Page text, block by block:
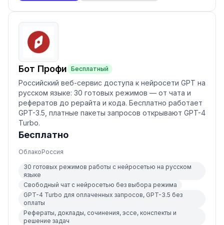
Бот Профи Бесплатный
Российский веб-сервис доступа к нейросети GPT на
русском языке: 30 готовых режимов — от чата и
рефератов до рерайта и кода. Бесплатно работает
GPT-3.5, платные пакеты запросов открывают GPT-4
Turbo.
Бесплатно
ОблакоРоссия
30 готовых режимов работы с нейросетью на русском
языке
Свободный чат с нейросетью без выбора режима
GPT-4 Turbo для оплаченных запросов, GPT-3.5 без
оплаты
Рефераты, доклады, сочинения, эссе, конспекты и
решение задач